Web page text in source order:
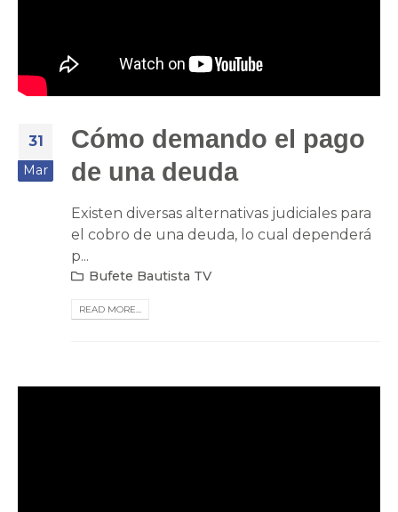
31
Mar
Cómo demando el pago
de una deuda
Existen diversas alternativas judiciales para
el cobro de una deuda, lo cual dependerá
p...
Bufete Bautista TV
READ MORE...